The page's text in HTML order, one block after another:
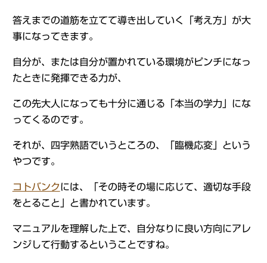
答えまでの道筋を立てて導き出していく「考え方」が大
事になってきます。
自分が、または自分が置かれている環境がピンチになっ
たときに発揮できる力が、
この先大人になっても十分に通じる「本当の学力」にな
ってくるのです。
それが、四字熟語でいうところの、「臨機応変」という
やつです。
コトバンクには、「その時その場に応じて、適切な手段
をとること」と書かれています。
マニュアルを理解した上で、自分なりに良い方向にアレ
ンジして行動するということですね。